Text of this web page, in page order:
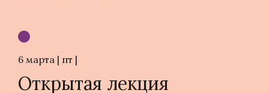
6 марта | пт |
Открытая лекция